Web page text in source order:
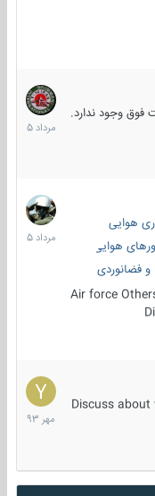
وجود ندارد.
7
مرداد
1405
هوایی
هوایی
Air force
2
مرداد
1405
Discuss
15
مهر
1393